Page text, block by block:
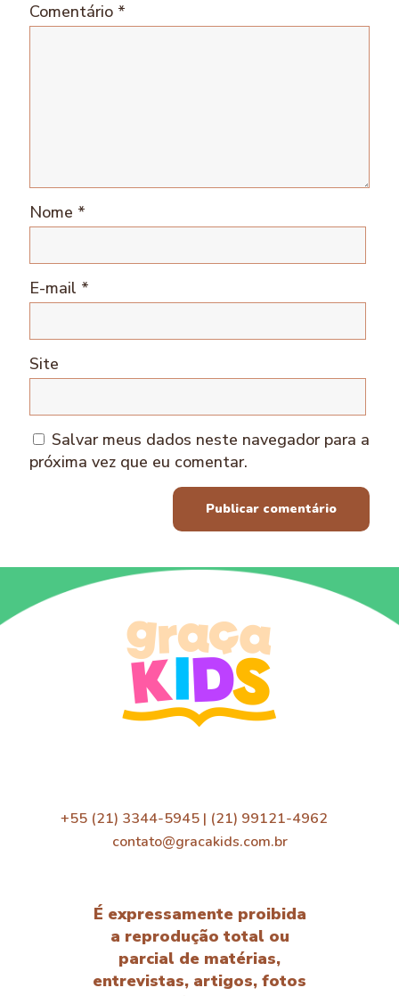
Comentário *
Nome *
E-mail *
Site
Salvar meus dados neste navegador para a
próxima vez que eu comentar.
+55 (21) 3344-5945 | (21) 99121-4962
contato@gracakids.com.br
É expressamente proibida
a reprodução total ou
parcial de matérias,
entrevistas, artigos, fotos